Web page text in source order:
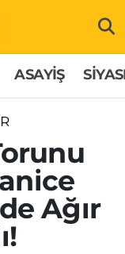
ASAYİŞ
Ağır
Haritası